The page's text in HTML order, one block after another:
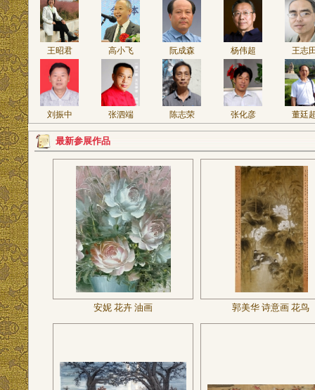
王昭君 高小飞 阮成森 杨伟超 王志
刘振中 张泗端 陈志荣 张化彦 董廷
最新参展作品
安妮 花卉 油画 郭美华 诗意画 花鸟